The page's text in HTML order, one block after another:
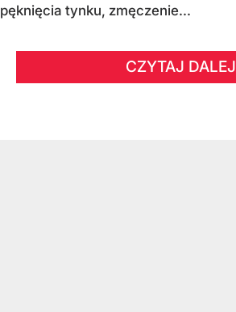
pęknięcia tynku, zmęczenie...
CZYTAJ DALEJ